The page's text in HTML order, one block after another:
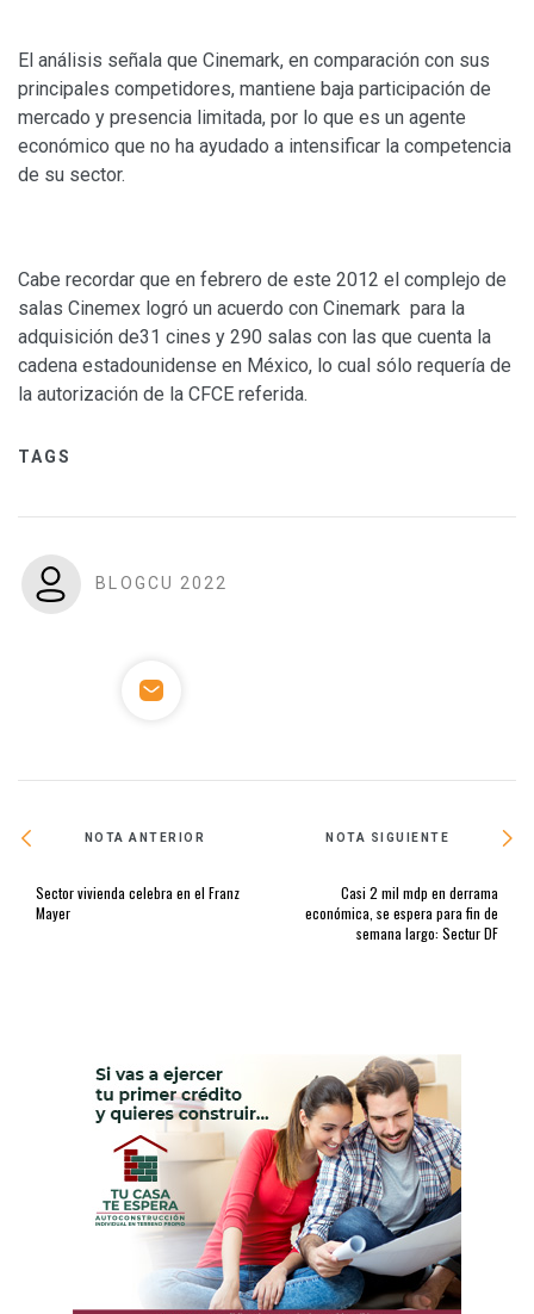
El análisis señala que Cinemark, en comparación con sus
principales competidores, mantiene baja participación de
mercado y presencia limitada, por lo que es un agente
económico que no ha ayudado a intensificar la competencia
de su sector.
Cabe recordar que en febrero de este 2012 el complejo de
salas Cinemex logró un acuerdo con Cinemark para la
adquisición de31 cines y 290 salas con las que cuenta la
cadena estadounidense en México, lo cual sólo requería de
la autorización de la CFCE referida.
TAGS
BLOGCU 2022
NOTA ANTERIOR
Sector vivienda celebra en el Franz
Mayer
NOTA SIGUIENTE
Casi 2 mil mdp en derrama
económica, se espera para fin de
semana largo: Sectur DF